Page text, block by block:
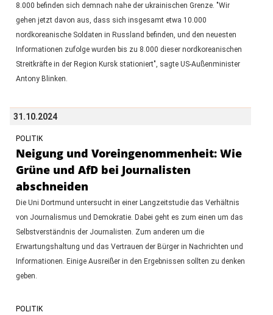
8.000 befinden sich demnach nahe der ukrainischen Grenze. "Wir
gehen jetzt davon aus, dass sich insgesamt etwa 10.000
nordkoreanische Soldaten in Russland befinden, und den neuesten
Informationen zufolge wurden bis zu 8.000 dieser nordkoreanischen
Streitkräfte in der Region Kursk stationiert", sagte US-Außenminister
Antony Blinken.
31.10.2024
POLITIK
Neigung und Voreingenommenheit: Wie
Grüne und AfD bei Journalisten
abschneiden
Die Uni Dortmund untersucht in einer Langzeitstudie das Verhältnis
von Journalismus und Demokratie. Dabei geht es zum einen um das
Selbstverständnis der Journalisten. Zum anderen um die
Erwartungshaltung und das Vertrauen der Bürger in Nachrichten und
Informationen. Einige Ausreißer in den Ergebnissen sollten zu denken
geben.
POLITIK